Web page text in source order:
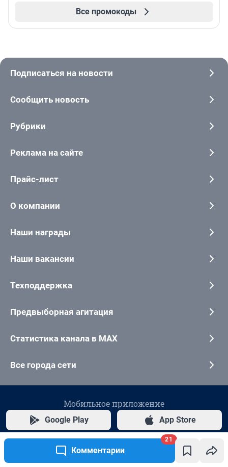
Комментарии
21
Все промокоды
Подписаться на новости
Сообщить новость
Рубрики
Реклама на сайте
Прайс-лист
О компании
Наши награды
Наши вакансии
Техподдержка
Предвыборная агитация
Статистика канала в MAX
Все города сети
Мобильное приложение
Google Play App Store